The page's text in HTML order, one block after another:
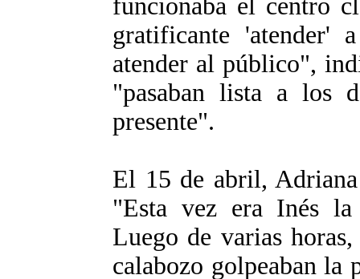
funcionaba el centro
gratificante 'atender'
atender al público",
"pasaban lista a los
presente".
El 15 de abril,
"Esta vez era Inés
Luego de varias
calabozo golpeaban la